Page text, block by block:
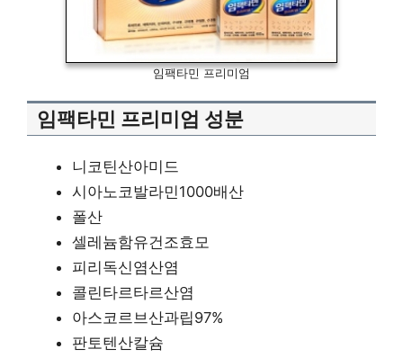
임팩타민 프리미엄
임팩타민 프리미엄 성분
니코틴산아미드
시아노코발라민1000배산
폴산
셀레늄함유건조효모
피리독신염산염
콜린타르타르산염
아스코르브산과립97%
판토텐산칼슘